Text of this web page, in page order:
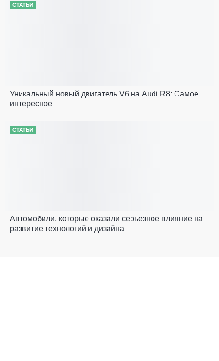
СТАТЬИ
Уникальный новый двигатель V6 на Audi R8: Самое
интересное
СТАТЬИ
Автомобили, которые оказали серьезное влияние на
развитие технологий и дизайна